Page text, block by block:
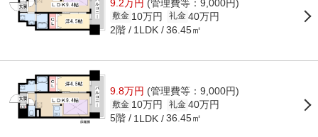
9.2万円 (管理費等：9,000円)
敷金 10万円 礼金 40万円
2階 1LDK 36.45㎡
9.8万円 (管理費等：9,000円)
敷金 10万円 礼金 40万円
5階 1LDK 36.45㎡